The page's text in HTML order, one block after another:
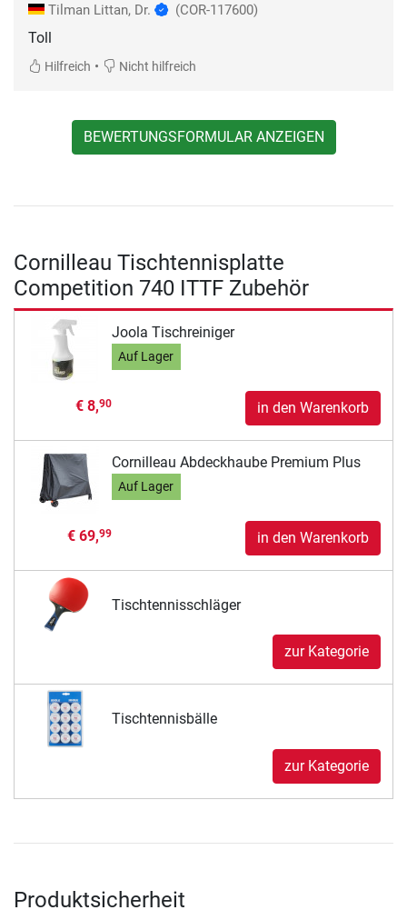
Tilman Littan, Dr. (COR-117600)
Toll
Hilfreich • Nicht hilfreich
BEWERTUNGSFORMULAR ANZEIGEN
Cornilleau Tischtennisplatte
Competition 740 ITTF Zubehör
Joola Tischreiniger
Auf Lager
€ 8,90 in den Warenkorb
Cornilleau Abdeckhaube Premium Plus
Auf Lager
€ 69,99 in den Warenkorb
Tischtennisschläger
zur Kategorie
Tischtennisbälle
zur Kategorie
Produktsicherheit